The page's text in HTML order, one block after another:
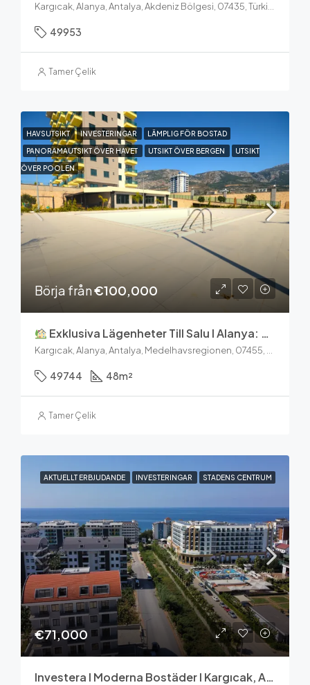
49953
Tamer Çelik
HAVSUTSIKT INVESTERINGAR LÄMPLIG FÖR BOSTAD
PANORAMAUTSIKT ÖVER HAVET UTSIKT ÖVER BERGEN UTSIKT
ÖVER POOLEN
Börja från€100,000
Exklusiva Lägenheter Till Salu I Alanya: Konak Garden Life 2
49744 48m²
Tamer Çelik
AKTUELLT ERBJUDANDE INVESTERINGAR STADENS CENTRUM
€71,000
Investera I Moderna Bostäder I Kargıcak, Alanya